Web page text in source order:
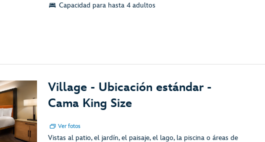
Capacidad para hasta 4 adultos
Village - Ubicación estándar -
Cama King Size
Ver fotos
Vistas al patio, el jardín, el paisaje, el lago, la piscina o áreas de